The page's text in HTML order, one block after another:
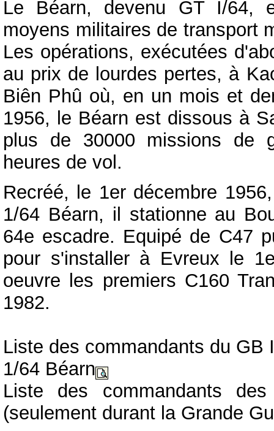
Le Béarn, devenu GT I/64,
moyens militaires de transport
Les opérations, exécutées
au prix de lourdes pertes, à
Biên Phû où, en un mois et
1956, le Béarn est dissous à
plus de 30000 missions de
heures de vol.
Recréé, le 1er décembre
1/64 Béarn, il stationne au
64e escadre. Equipé de C47
pour s'installer à Evreux le
oeuvre les premiers C160
1982.
Liste des commandants du
1/64 Béarn
Liste des commandants
(seulement durant la Grande